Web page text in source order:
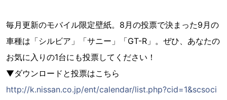
毎月更新のモバイル限定壁紙。8月の投票で決まった9月の
車種は「シルビア」「サニー」「GT-R」。ぜひ、あなたの
お気に入りの1台にも投票してください！
▼ダウンロードと投票はこちら
http://k.nissan.co.jp/ent/calendar/list.php?cid=1&scsoci